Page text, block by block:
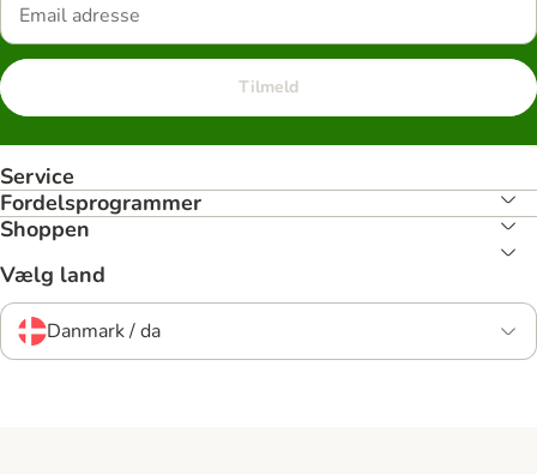
Tilmeld
Service
Fordelsprogrammer
Shoppen
Vælg land
Danmark / da